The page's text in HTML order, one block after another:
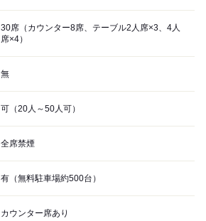
30席（カウンター8席、テーブル2人席×3、4人
席×4）
無
可（20人～50人可）
全席禁煙
有（無料駐車場約500台）
カウンター席あり